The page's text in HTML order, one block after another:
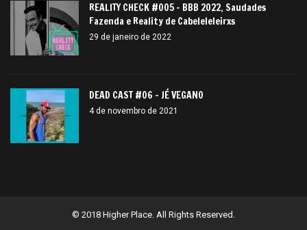
REALITY CHECK #005 – BBB 2022, Saudades
Fazenda e Reality de Cabeleleleirxs
29 de janeiro de 2022
DEAD CAST #06 – JÉ VEGANO
4 de novembro de 2021
© 2018 Higher Place. All Rights Reserved.